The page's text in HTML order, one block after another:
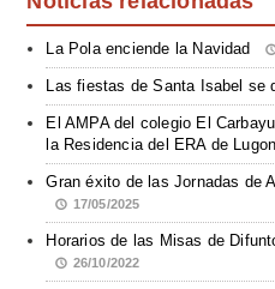
La Pola enciende la Navidad
Las fiestas de Santa Isabel se
El AMPA del colegio El
la Residencia del ERA de
Gran éxito de las Jornadas de
17/05/2025
Horarios de las Misas de
26/10/2022